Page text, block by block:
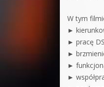
W tym
►
► pracę
►
►
►